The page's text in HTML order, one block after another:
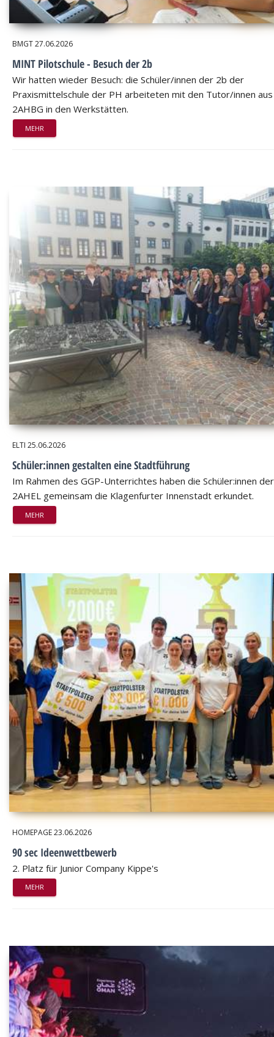
BMGT27.06.2026
MINT Pilotschule - Besuch der 2b
Wir hatten wieder Besuch: die Schüler/innen der 2b der
Praxismittelschule der PH arbeiteten mit den Tutor/innen
2AHBG in den Werkstätten.
MEHR
ELTI 25.06.2026
Schüler:innen gestalten eine Stadtführung
Im Rahmen des GGP-Unterrichtes haben die Schüler:innen der
2AHEL gemeinsam die Klagenfurter Innenstadt erkundet.
MEHR
HOMEPAGE23.06.2026
90 sec Ideenwettbewerb
2. Platz für Junior Company Kippe's
MEHR